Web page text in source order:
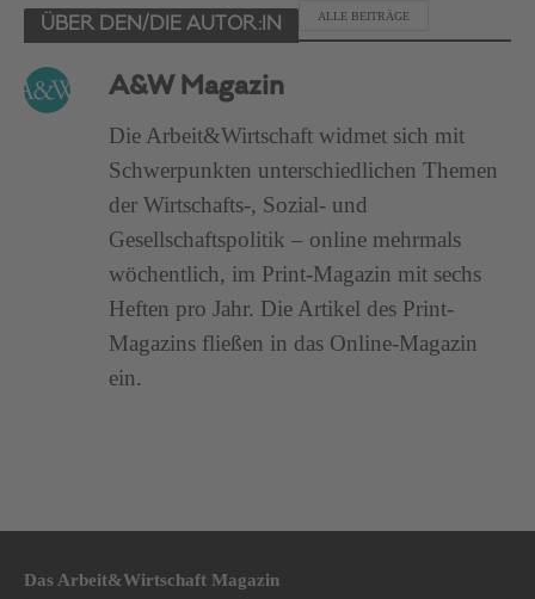
ÜBER DEN/DIE AUTOR:IN
ALLE BEITRÄGE
A&W Magazin
Die Arbeit&Wirtschaft widmet sich mit
Schwerpunkten unterschiedlichen Themen
der Wirtschafts-, Sozial- und
Gesellschaftspolitik – online mehrmals
wöchentlich, im Print-Magazin mit sechs
Heften pro Jahr. Die Artikel des Print-
Magazins fließen in das Online-Magazin
ein.
Das Arbeit&Wirtschaft Magazin